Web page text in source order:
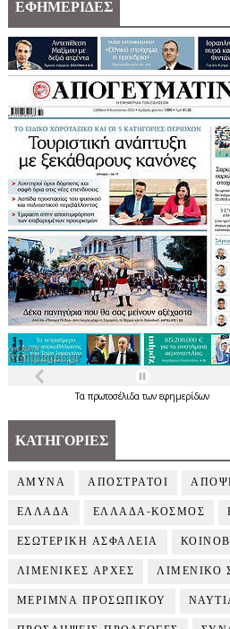
ΕΦΗΜΕΡΙΔΕΣ
Τα πρωτοσέλιδατων εφημερίδων
ΚΑΤΗΓΟΡΙΕΣ
ΑΜΥΝΑ ΑΠΟΣΤΡΑΤΟΙ
ΕΛΛΑΔΑ ΕΛΛΑΔΑ-ΚΟΣΜΟΣ
ΕΣΩΤΕΡΙΚΗ ΑΣΦΑΛΕΙΑ
ΛΙΜΕΝΙΚΕΣ ΑΡΧΕΣ ΛΙΜΕΝΙΚΟ
ΜΕΡΙΜΝΑ ΠΡΟΣΩΠΙΚΟΥ